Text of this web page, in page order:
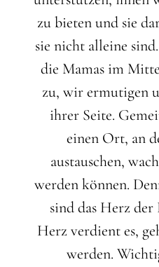
zu bieten und sie
sie nicht alleine
die Mamas im
zu, wir ermutigen
ihrer Seite.
einen Ort, an
austauschen,
werden können.
sind das Herz
Herz verdient es,
werden.